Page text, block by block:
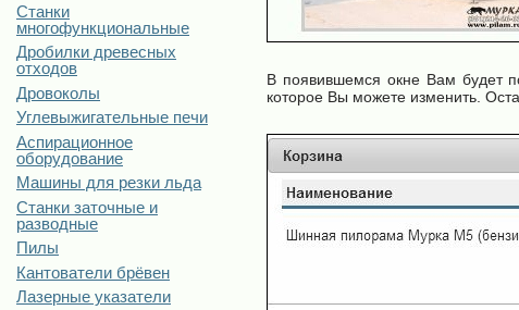
Станки
многофункциональные
Дробилки древесных
отходов
Дровоколы
Углевыжигательные печи
Аспирационное
оборудование
Машины для резки льда
Станки заточные и
разводные
Пилы
Кантователи брёвен
Лазерные указатели
В появившемся окне Вам будет
которое Вы можете изменить.